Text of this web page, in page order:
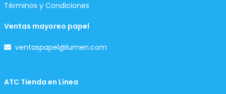
Términos y Condiciones
Ventas mayoreo papel
ventaspapel@lumen.com
ATC Tienda en Línea